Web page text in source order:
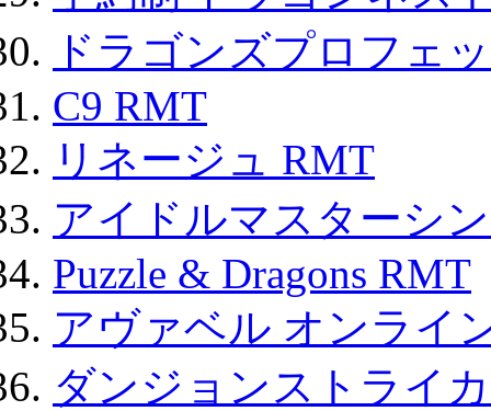
ドラゴンズプロフェ
C9 RMT
リネージュ RMT
アイドルマスターシ
Puzzle & Dragons RMT
アヴァベル オンライ
ダンジョンストライ